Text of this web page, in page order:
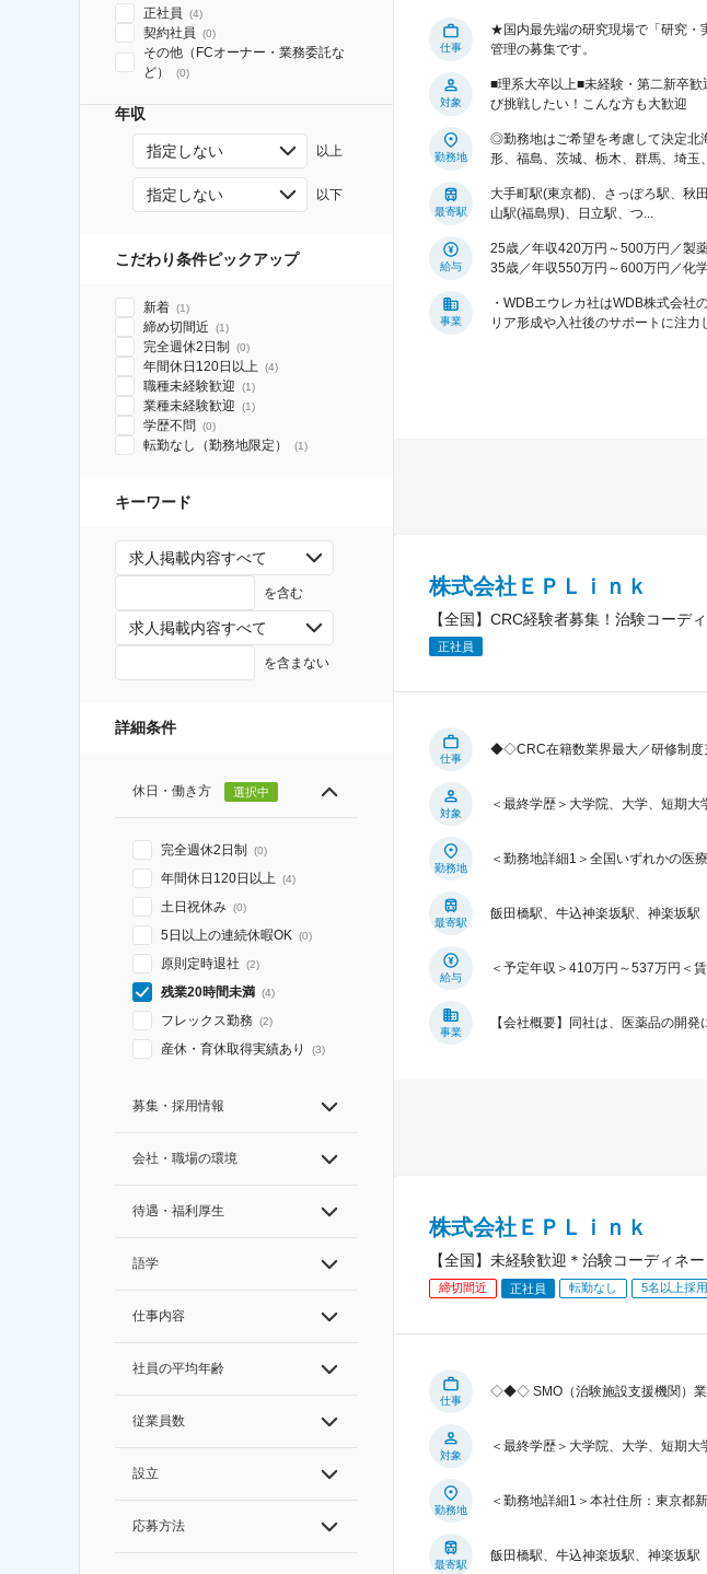
正社員 (4)
契約社員 (0)
その他（FCオーナー・業務委託な
ど）
(0)
年収
指定しない 以上
指定しない 以下
こだわり条件ピックアップ
新着 (1)
締め切間近 (1)
完全週休2日制 (0)
年間休日120日以上 (4)
職種未経験歓迎 (1)
業種未経験歓迎 (1)
学歴不問 (0)
転勤なし（勤務地限定） (1)
キーワード
求人掲載内容すべて
を含む
求人掲載内容すべて
を含まない
詳細条件
休日・働き方 選択中
完全週休2日制 (0)
年間休日120日以上 (4)
土日祝休み (0)
5日以上の連続休暇OK (0)
原則定時退社 (2)
残業20時間未満 (4)
フレックス勤務 (2)
産休・育休取得実績あり (3)
募集・採用情報
会社・職場の環境
待遇・福利厚生
語学
仕事内容
社員の平均年齢
従業員数
設立
応募方法
仕事
★国内最先端の研究現場で「研究・
管理の募集です。
対象
■理系大卒以上■未経験・第二新卒
び挑戦したい！こんな方も大歓迎
勤務地
◎勤務地はご希望を考慮して決定北
形、福島、茨城、栃木、群馬、埼玉
最寄駅
大手町駅(東京都)、さっぽろ駅、秋
山駅(福島県)、日立駅、つ...
給与
25歳／年収420万円～500万円／製
35歳／年収550万円～600万円／化
事業
・WDBエウレカ社はWDB株式会社
リア形成や入社後のサポートに注力
株式会社ＥＰＬｉｎｋ
【全国】CRC経験者募集！治験コーデ
正社員
仕事
◆◇CRC在籍数業界最大／研修制度
対象
＜最終学歴＞大学院、大学、短期
勤務地
＜勤務地詳細1＞全国いずれかの医
最寄駅
飯田橋駅、牛込神楽坂駅、神楽坂駅
給与
＜予定年収＞410万円～537万円＜
事業
【会社概要】同社は、医薬品の開
株式会社ＥＰＬｉｎｋ
【全国】未経験歓迎＊治験コーディネ
締切間近 正社員 転勤なし 5名以上採用
仕事
◇◆◇ SMO（治験施設支援機関）業
対象
＜最終学歴＞大学院、大学、短期
勤務地
＜勤務地詳細1＞本社住所：東京都
最寄駅
飯田橋駅、牛込神楽坂駅、神楽坂駅